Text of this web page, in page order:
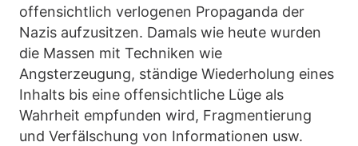
offensichtlich verlogenen Propaganda der
Nazis aufzusitzen. Damals wie heute wurden
die Massen mit Techniken wie
Angsterzeugung, ständige Wiederholung eines
Inhalts bis eine offensichtliche Lüge als
Wahrheit empfunden wird, Fragmentierung
und Verfälschung von Informationen usw.